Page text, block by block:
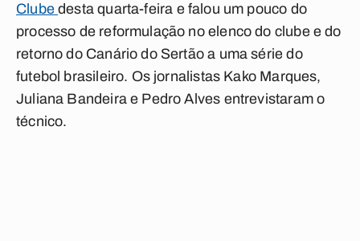
Clube desta quarta-feira e falou um pouco do
processo de reformulação no elenco do clube e do
retorno do Canário do Sertão a uma série do
futebol brasileiro. Os jornalistas Kako Marques,
Juliana Bandeira e Pedro Alves entrevistaram o
técnico.